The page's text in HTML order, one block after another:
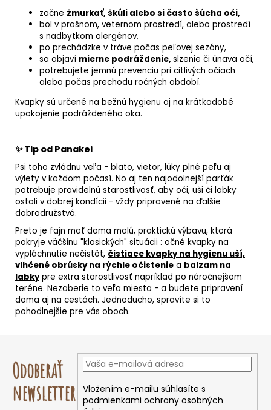
začne žmurkať, škúli alebo si často šúcha oči,
bol v prašnom, veternom prostredí, alebo prostredí
s nadbytkom alergénov,
po prechádzke v tráve počas peľovej sezóny,
sa objaví mierne podráždenie,slzenie či únava očí,
potrebujete jemnú prevenciu pri citlivých očiach
alebo počas prechodu ročných období.
Kvapky sú určené na bežnú hygienu aj na krátkodobé
upokojenie podráždeného oka.
✨ Tip od Panakei
Psi toho zvládnu veľa - blato, vietor, lúky plné peľu aj
výlety v každom počasí. No aj ten najodolnejší parťák
potrebuje pravidelnú starostlivosť, aby oči, uši či labky
ostali v dobrej kondícii - vždy pripravené na ďalšie
dobrodružstvá.
Preto je fajn mať doma malú, praktickú výbavu, ktorá
pokryje väčšinu "klasických" situácii : očné kvapky na
vypláchnutie nečistôt, čistiace kvapky na hygienu uší,
vlhčené obrúsky na rýchle očistenie a balzam na
labkypre extra starostlivosť napríklad po náročnejšom
teréne. Nezaberie to veľa miesta - a budete pripravení
doma aj na cestách. Jednoducho, spravíte si to
pohodlnejšie pre vás oboch.
Odoberať
newsletter
Vložením e-mailu súhlasíte s
podmienkami ochrany osobných